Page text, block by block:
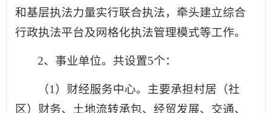
和基层执法力量实行联合执法，牵头建立综合
行政执法平台及网格化执法管理模式等工作。
2、事业单位。共设置5个：
（1）财经服务中心。主要承担村居（社
区）财务、土地流转承包、经贸发展、交通、